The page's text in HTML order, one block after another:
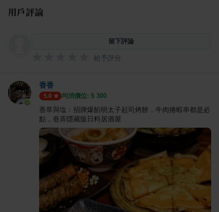
用戶評論
留下評論
給予評分
香香
5.0 均消價位: $ 300
香草與塩：招牌爆餡明太子起司烤餅，牛肉捲蝦串都是必
點，巷弄隱藏版日料居酒屋